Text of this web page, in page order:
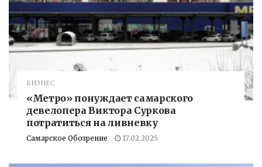
БИЗНЕС
«Метро» понуждает самарского
девелопера Виктора Суркова
потратиться на ливневку
Самарское Обозрение 17.02.2025